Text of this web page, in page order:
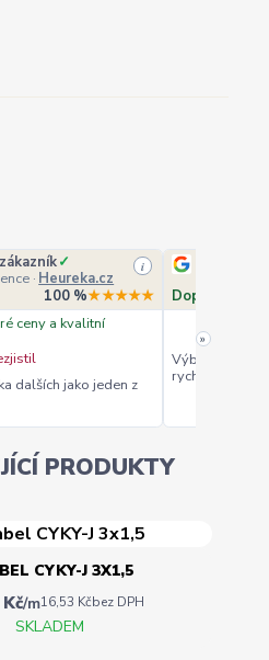
✓
· Heureka.cz
i
100 %★★★★★
ceny a kvalitní
dalších jako jeden z
Doporučuje
Výborná
rychlé dodání.
»
PRODUKTY
CYKY-J 3X1,5
/m16,53 Kčbez DPH
SKLADEM